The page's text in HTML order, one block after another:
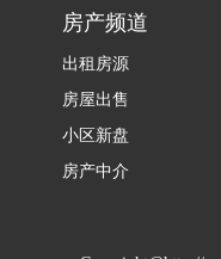
房产频道
出租房源
房屋出售
小区新盘
房产中介